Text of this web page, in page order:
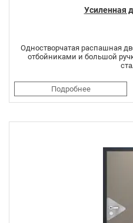
Усиленная
Одностворчатая распашная
отбойниками и большой
Подробнее